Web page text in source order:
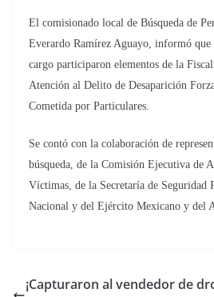
El comisionado local de Búsqueda de
Everardo Ramírez Aguayo, informó que
cargo participaron elementos de la
Atención al Delito de Desaparición
Cometida por Particulares.
Se contó con la colaboración de
búsqueda, de la Comisión Ejecutiva de
Víctimas, de la Secretaría de Seguridad
Nacional y del Ejército Mexicano y del
¡Capturaron al vendedor de